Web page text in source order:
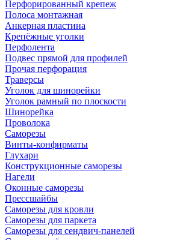
Перфорированный крепеж
Полоса монтажная
Анкерная пластина
Крепёжные уголки
Перфолента
Подвес прямой для профилей
Прочая перфорация
Траверсы
Уголок для шинорейки
Уголок рамный по плоскости
Шинорейка
Проволока
Саморезы
Винты-конфирматы
Глухари
Конструкционные саморезы
Нагели
Оконные саморезы
Прессшайбы
Саморезы для кровли
Саморезы для паркета
Саморезы для сендвич-панелей